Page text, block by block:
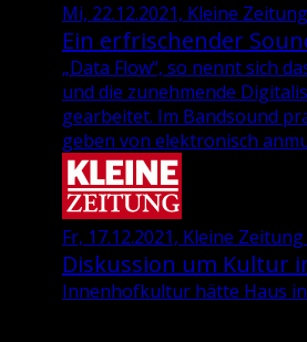
Mi, 22.12.2021, Kleine
Ein erfrischender
„Data Flow“, so nennt sich
und die zu­neh­men­de
ge­ar­bei­tet. Im Band­sound
ge­ben von elek­tro­nisch
Fr, 17.12.2021, Kleine
Diskussion um Kultur
In­nen­hof­kul­tur hätte Haus